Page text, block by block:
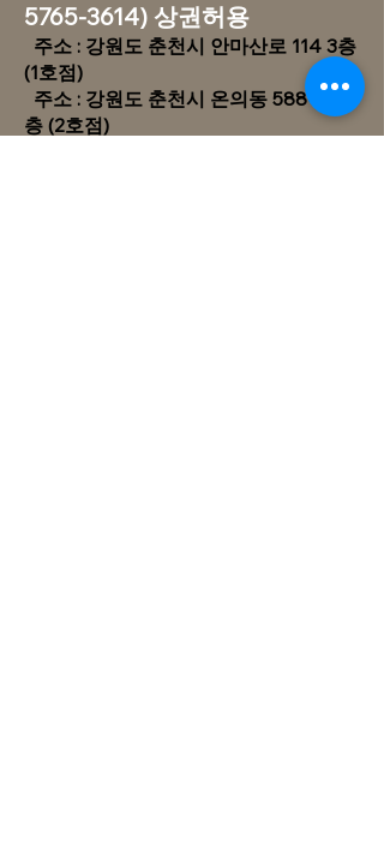
5765-3614) 상권허용
​주소 : 강원도 춘천시 안마산로 114 3층
(1호점)
주소 : 강원도 춘천시 온의동 588-4 5
층 (2호점)